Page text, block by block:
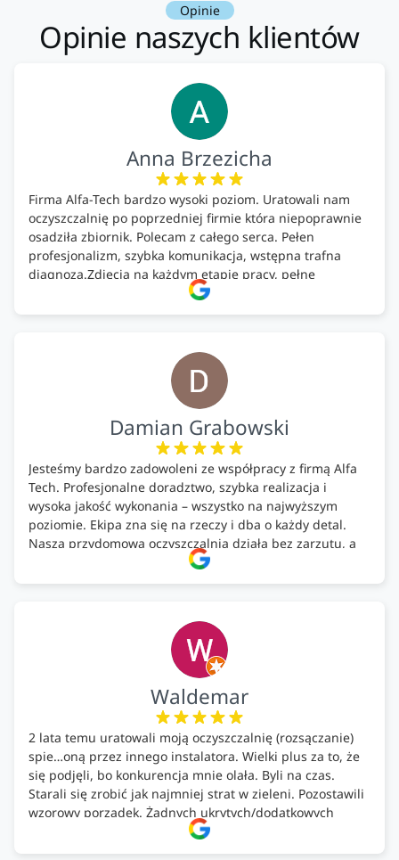
Opinie
Opinie naszych klientów
Anna Brzezicha
Firma Alfa-Tech bardzo wysoki poziom. Uratowali nam
oczyszczalnię po poprzedniej firmie która niepoprawnie
osadziła zbiornik. Polecam z całego serca. Pełen
profesjonalizm, szybka komunikacja, wstępna trafna
diagnoza.Zdjęcia na każdym etapie pracy, pełne
doradztwo.Dobrze wyszkoleni i znający się na rzeczy.
Podsumowując ekipa na wysokim poziomie, rzetelna.
Damian Grabowski
Jesteśmy bardzo zadowoleni ze współpracy z firmą Alfa
Tech. Profesjonalne doradztwo, szybka realizacja i
wysoka jakość wykonania – wszystko na najwyższym
poziomie. Ekipa zna się na rzeczy i dba o każdy detal.
Nasza przydomowa oczyszczalnia działa bez zarzutu, a
całość została wykonana zgodnie z terminem i
ustaleniami. Z czystym sumieniem polecamy Alfa Tech
ekologicznych rozwiązań!🍀
Waldemar
2 lata temu uratowali moją oczyszczalnię (rozsączanie)
spie…oną przez innego instalatora. Wielki plus za to, że
się podjęli, bo konkurencja mnie olała. Byli na czas.
Starali się zrobić jak najmniej strat w zieleni. Pozostawili
wzorowy porządek. Żadnych ukrytych/dodatkowych
kosztów. Zaskoczenie. Kontakt bardzo OK. Obsługa
pomontażowa również OK. A ich środki do oczyszczalni –